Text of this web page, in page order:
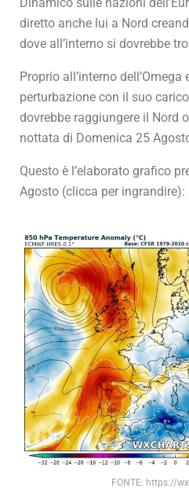
diretto anche lui a Nord
dove all’interno si dovrebbe
Proprio all’interno
perturbazione con il suo
dovrebbe raggiungere il Nord
nottata di Domenica 25
Questo è l’elaborato grafico
Agosto (clicca per ingrandire):
FONTE: https://